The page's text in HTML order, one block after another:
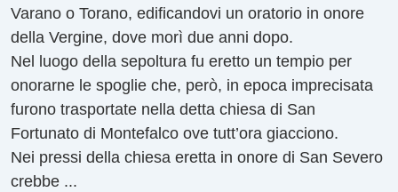
Varano o Torano, edificandovi un oratorio in onore
della Vergine, dove morì due anni dopo.
Nel luogo della sepoltura fu eretto un tempio per
onorarne le spoglie che, però, in epoca imprecisata
furono trasportate nella detta chiesa di San
Fortunato di Montefalco ove tutt’ora giacciono.
Nei pressi della chiesa eretta in onore di San Severo
crebbe ...